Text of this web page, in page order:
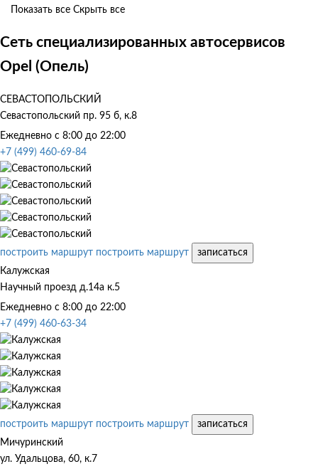
Показать все Скрыть все
Сеть специализированных автосервисов
Opel (Опель)
СЕВАСТОПОЛЬСКИЙ
Севастопольский пр. 95 б, к.8
Ежедневно с 8:00 до 22:00
+7 (499) 460-69-84
построить маршрут построить маршрут
записаться
Калужская
Научный проезд д.14а к.5
Ежедневно с 8:00 до 22:00
+7 (499) 460-63-34
построить маршрут построить маршрут
записаться
Мичуринский
ул. Удальцова, 60, к.7